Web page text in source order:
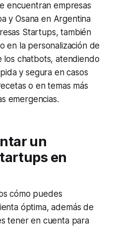
encuentran empresas
y Osana en Argentina
Startups, también
en la personalización de
los chatbots, atendiendo
y segura en casos
o en temas más
emergencias.
un
en
cómo puedes
óptima, además de
tener en cuenta para